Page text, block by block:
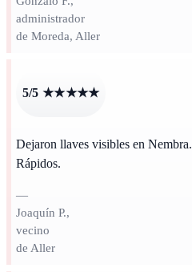
administrador
de Moreda, Aller
5/5 ★★★★★
Dejaron llaves visibles en Nembra.
Rápidos.
—
Joaquín P.,
vecino
de Aller